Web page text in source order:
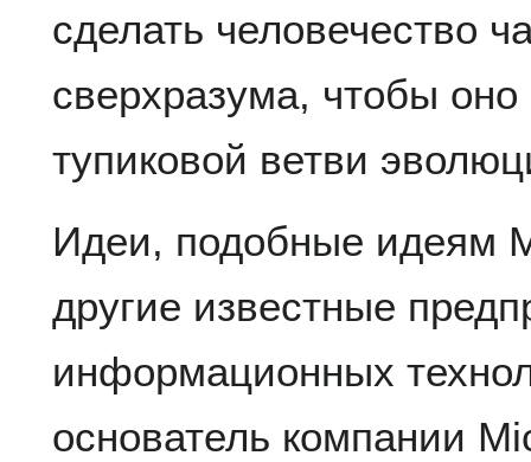
сделать человечество
сверхразума, чтобы
тупиковой ветви
Идеи, подобные идеям
другие известные
информационных
основатель компании